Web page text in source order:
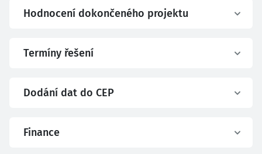
Hodnocení dokončeného projektu
Termíny řešení
Dodání dat do CEP
Finance